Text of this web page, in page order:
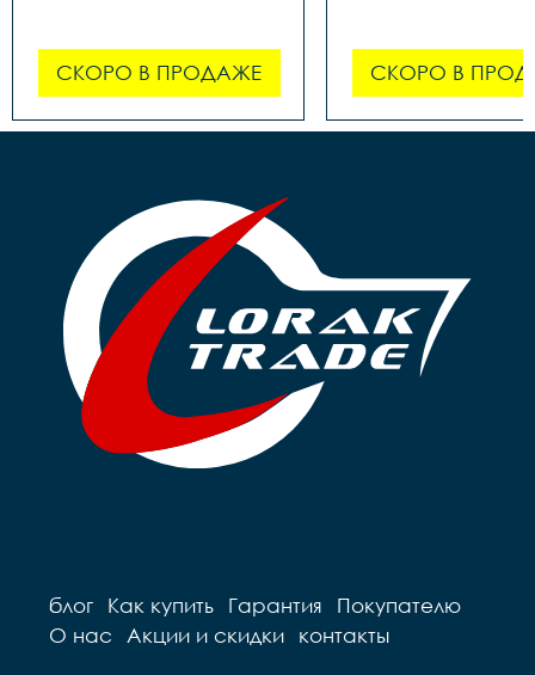
СКОРО В ПРОДАЖЕ СКОРО В
блог Как купить Гарантия
Покупателю
О нас
Акции и скидки контакты